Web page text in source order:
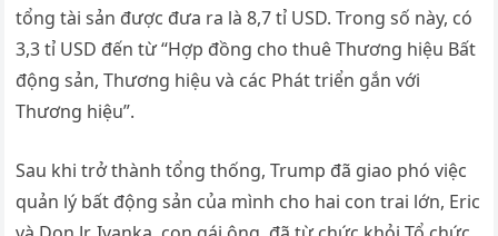
tổng tài sản được đưa ra là 8,7 tỉ USD. Trong số này, có
3,3 tỉ USD đến từ “Hợp đồng cho thuê Thương hiệu Bất
động sản, Thương hiệu và các Phát triển gắn với
Thương hiệu”.
Sau khi trở thành tổng thống, Trump đã giao phó việc
quản lý bất động sản của mình cho hai con trai lớn, Eric